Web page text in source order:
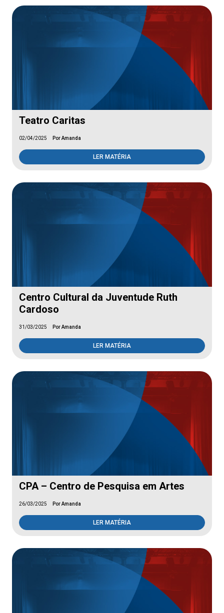
Teatro Caritas
02/04/2025 Por Amanda
LER MATÉRIA
Centro Cultural da Juventude Ruth
Cardoso
31/03/2025 Por Amanda
LER MATÉRIA
CPA – Centro de Pesquisa em Artes
26/03/2025 Por Amanda
LER MATÉRIA